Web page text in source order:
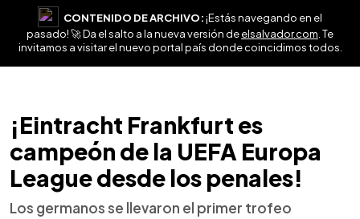
CONTENIDO DE ARCHIVO:¡Estás navegando en el
pasado! 🚀 Da el salto a la nueva versión deelsalvador.com . Te
invitamos a visitar el nuevo portal país donde coincidimos todos.
¡Eintracht Frankfurt es
campeón de la UEFA Europa
League desde los penales!
Los germanos se llevaron el primer trofeo